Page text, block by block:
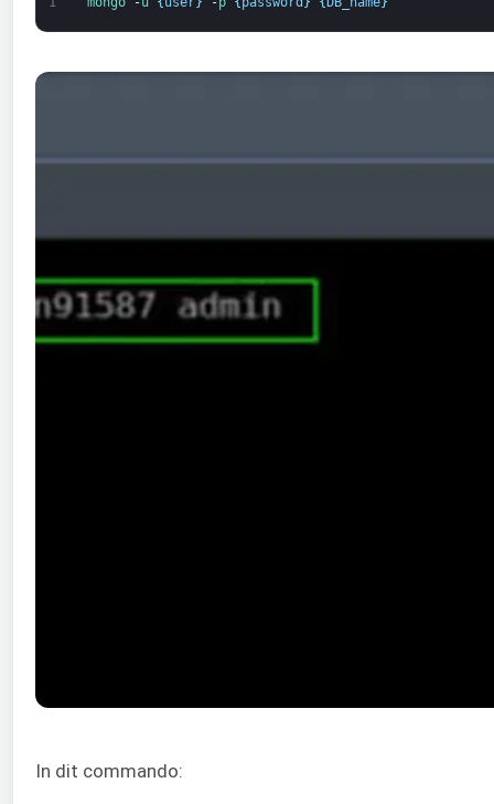
In dit commando: